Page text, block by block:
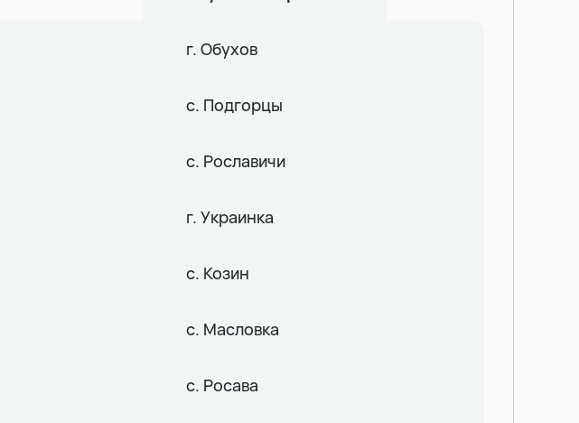
г. Обухов
с. Подгорцы
с. Рославичи
г. Украинка
с. Козин
с. Масловка
с. Росава